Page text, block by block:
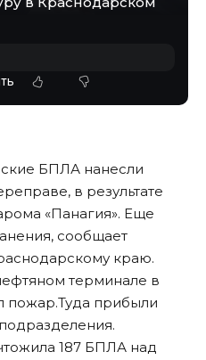
БПЛА нанесли
в результате
«Панагия». Еще
сообщает
краю.
терминале в
пожар.Туда прибыли
187 БПЛА над